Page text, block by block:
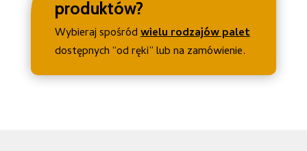
produktów?
Wybieraj spośródwielu rodzajów palet
dostępnych “od ręki” lub na zamówienie.